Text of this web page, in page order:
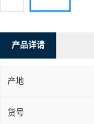
产品详请
产地
货号